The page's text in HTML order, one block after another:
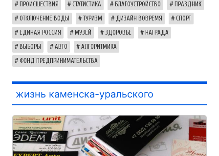
ПРОИСШЕСТВИЯ СТАТИСТИКА БЛАГОУСТРОЙСТВО ПРАЗДНИК
ОТКЛЮЧЕНИЕ ВОДЫ ТУРИЗМ ДИЗАЙН ВОВРЕМЯ СПОРТ
ЕДИНАЯ РОССИЯ МУЗЕЙ ЗДОРОВЬЕ НАГРАДА
ВЫБОРЫ АВТО АЛГОРИТМИКА
ФОНД ПРЕДПРИНИМАТЕЛЬСТВА
жизнь каменска-уральского